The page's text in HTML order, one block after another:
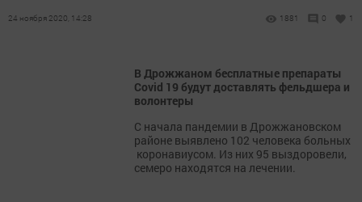
24 ноября 2020, 14:28 1881 0 1
В Дрожжаном бесплатные препараты
Covid 19 будут доставлять фельдшера и
волонтеры
С начала пандемии в Дрожжановском
районе выявлено 102 человека больных
коронавиусом. Из них 95 выздоровели,
семеро находятся на лечении.